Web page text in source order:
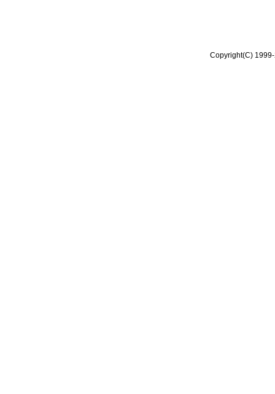
Copyright(C)